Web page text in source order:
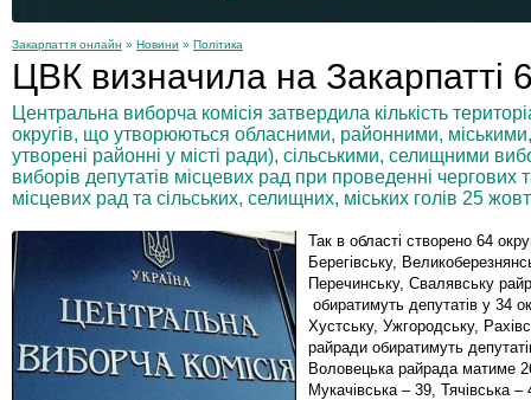
Закарпаття онлайн » Новини » Політика
ЦВК визначила на Закарпатті
Центральна виборча комісія затвердила кількість
округів, що утворюються обласними, районними,
утворені районні у місті ради), сільськими, селищними
виборів депутатів місцевих рад при проведенні чергових
місцевих рад та сільських, селищних, міських голів 25
Так в області створено 64
Берегівську,
Перечинську, Свалявську
обиратимуть депутатів у 34
Хустську, Ужгородську,
райради обиратимуть
Воловецька райрада матиме
Мукачівська – 39, Тячівська –